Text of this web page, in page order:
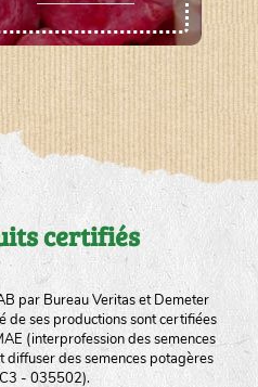
certifiés
par Bureau Veritas et Demeter
de ses productions sont certifiées
(interprofession des semences
des semences potagères
- 035502).